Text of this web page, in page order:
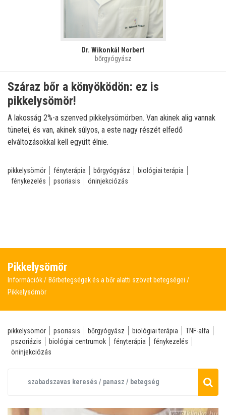
Dr. Wikonkál Norbert
bőrgyógyász
Száraz bőr a könyöködön: ez is
pikkelysömör!
A lakosság 2%-a szenved pikkelysömörben. Van akinek alig vannak
tünetei, és van, akinek súlyos, a este nagy részét elfedő
elváltozásokkal kell együtt élnie.
pikkelysömör fényterápia bőrgyógyász
biológiai terápia
fénykezelés
psoriasis öninjekciózás
Pikkelysömör
Információk
Bőrbetegségek és a bőr alatti szövet betegségei
Pikkelysömör
pikkelysömör psoriasis bőrgyógyász biológiai terápia
TNF-alfa
pszoriázis
biológiai centrumok fényterápia
fénykezelés
öninjekciózás